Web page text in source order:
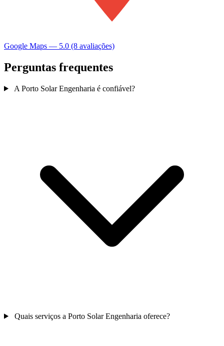
Google Maps — 5.0 (8 avaliações)
Perguntas frequentes
A Porto Solar Engenharia é confiável?
Quais serviços a Porto Solar Engenharia oferece?